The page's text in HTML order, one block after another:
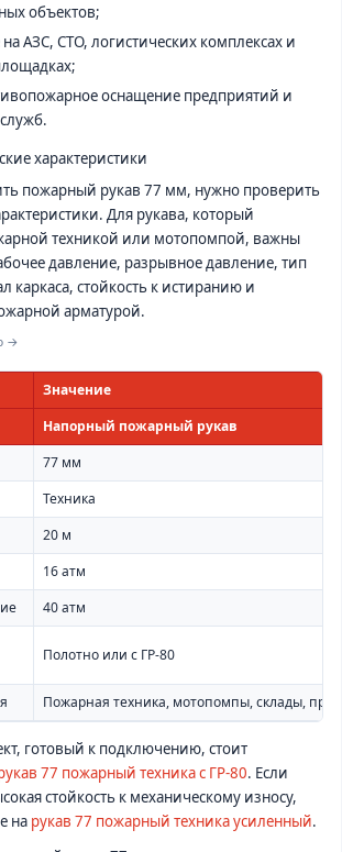
объектов;
АЗС, СТО, логистических комплексах и
оснащение предприятий и
характеристики
пожарный рукав 77 мм, нужно проверить
Для рукава, который
техникой или мотопомпой, важны
давление, разрывное давление, тип
каркаса, стойкость к истиранию и
арматурой.
→
Значение
Напорный пожарный рукав
77 мм
Техника
20 м
16 атм
40 атм
Полотно или с ГР-80
Пожарная техника, мотопомпы, склады,
готовый к подключению, стоит
77 пожарный техника с ГР-80. Если
стойкость к механическому износу,
на рукав 77 пожарный техника усиленный.